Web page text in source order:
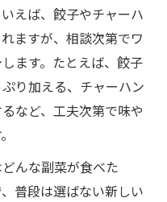
えば、餃子やチャーハ
ますが、相談次第でワ
ます。たとえば、餃子
り加える、チャーハン
など、工夫次第で味や
んな副菜が食べた
普段は選ばない新しい